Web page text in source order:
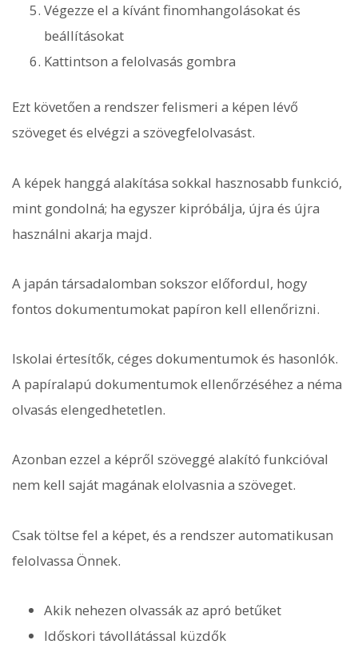
Végezze el a kívánt finomhangolásokat és
beállításokat
Kattintson a felolvasás gombra
Ezt követően a rendszer felismeri a képen lévő
szöveget és elvégzi a szövegfelolvasást.
A képek hanggá alakítása sokkal hasznosabb funkció,
mint gondolná; ha egyszer kipróbálja, újra és újra
használni akarja majd.
A japán társadalomban sokszor előfordul, hogy
fontos dokumentumokat papíron kell ellenőrizni.
Iskolai értesítők, céges dokumentumok és hasonlók.
A papíralapú dokumentumok ellenőrzéséhez a néma
olvasás elengedhetetlen.
Azonban ezzel a képről szöveggé alakító funkcióval
nem kell saját magának elolvasnia a szöveget.
Csak töltse fel a képet, és a rendszer automatikusan
felolvassa Önnek.
Akik nehezen olvassák az apró betűket
Időskori távollátással küzdők